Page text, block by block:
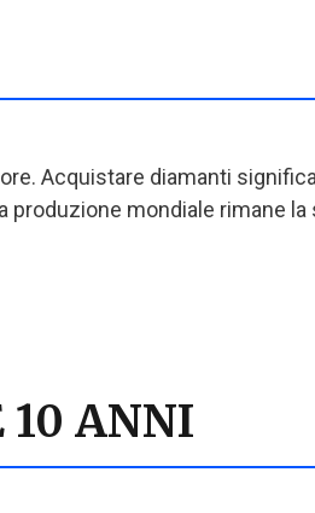
Acquistare diamanti
mondiale rimane la
10 ANNI